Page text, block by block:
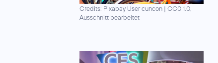
Credits: Pixabay User cuncon | CC0 1.0,
Ausschnitt bearbeitet